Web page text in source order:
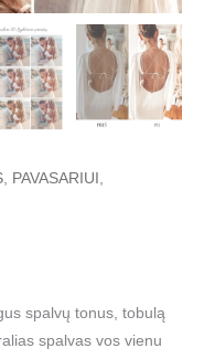
, PAVASARIUI ,
spalvų tonus, tobulą
spalvas vos vienu